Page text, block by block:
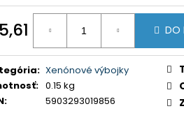
DO
: Xenónové výbojky
: 0.15 kg
: 5903293019856
NASTAVITEĽNÝ
NA BMW 3ER, E46, 99-